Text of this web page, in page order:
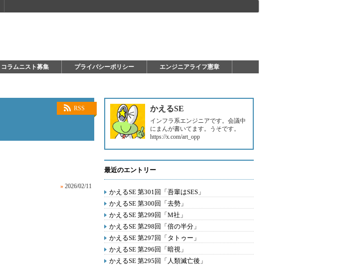
コラムニスト募集 プライバシーポリシー エンジニアライフ憲章
RSS
» 2026/02/11
かえるSE
インフラ系エンジニアです。会議中
にまんが書いてます。うそです。
https://x.com/art_opp
最近のエントリー
かえるSE 第301回「吾輩はSES」
かえるSE 第300回「去勢」
かえるSE 第299回「M社」
かえるSE 第298回「倍の半分」
かえるSE 第297回「タトゥー」
かえるSE 第296回「暗視」
かえるSE 第295回「人類滅亡後」